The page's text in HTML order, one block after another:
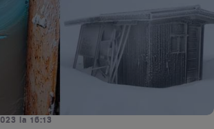
la 16:13